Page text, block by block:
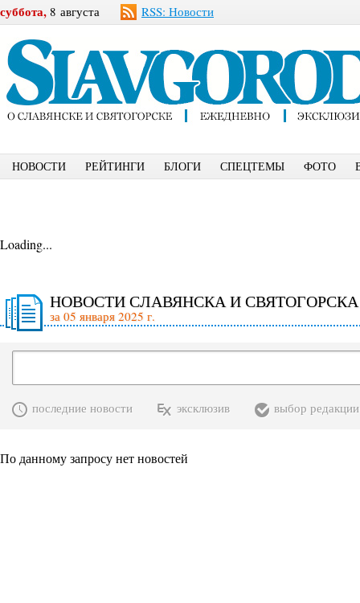
суббота, 8 августа RSS: Новости
НОВОСТИ РЕЙТИНГИ БЛОГИ СПЕЦТЕМЫ ФОТО
Loading...
НОВОСТИ СЛАВЯНСКА И СВЯТОГОРСКА
за 05 января 2025 г.
последние новости эксклюзив выбор редакции
По данному запросу нет новостей